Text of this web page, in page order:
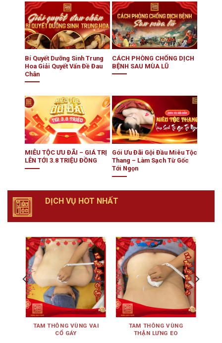
Bí Quyết Dưỡng Sinh Trung
Hoa Giải Quyết Vấn Đề Đau
Chân
CÁCH PHÒNG CHỐNG DỊCH
BỆNH SAU MÙA LŨ
MIÊU TỘC ƯU ĐÃI – GIÁ TRỊ
LÊN TỚI 3.8 TRIỆU ĐỒNG
Gói Ưu Đãi Gội Đầu Miêu Tộc
Thang – Làm Sạch Từ Gốc
Tới Ngọn
DỊCH VỤ HOT NHẤT
TAM THÔNG VÙNG VAI
CỔ GÁY
TAM THÔNG VÙNG
THẬN LƯNG EO